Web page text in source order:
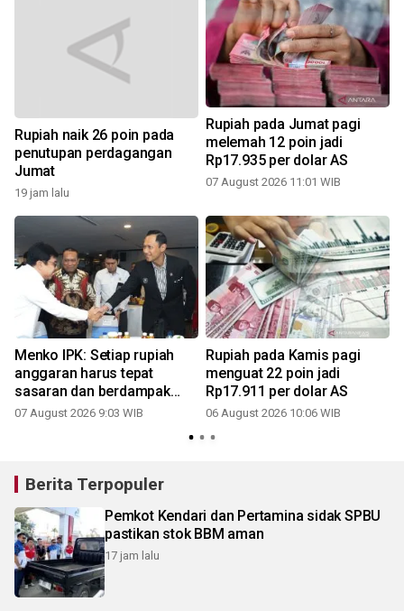
Rupiah naik 26 poin pada
penutupan perdagangan
Jumat
19 jam lalu
Rupiah pada Jumat pagi
melemah 12 poin jadi
Rp17.935 per dolar AS
07 August 2026 11:01 WIB
Menko IPK: Setiap rupiah
anggaran harus tepat
sasaran dan berdampak
bagi masyarakat
07 August 2026 9:03 WIB
Rupiah pada Kamis pagi
menguat 22 poin jadi
Rp17.911 per dolar AS
06 August 2026 10:06 WIB
Berita Terpopuler
Pemkot Kendari dan Pertamina sidak SPBU
pastikan stok BBM aman
17 jam lalu